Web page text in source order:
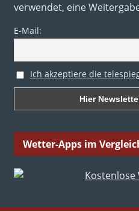
verwendet, eine
E-Mail:
Ich akzeptiere die
Wetter-Apps im